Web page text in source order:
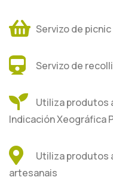
Servizo de picnic
Servizo de
Utiliza produtos
Indicación Xeográfica
Utiliza produtos
artesanais